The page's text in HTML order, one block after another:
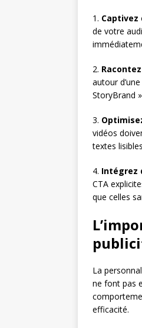
1. Captivez
de votre
2.
autour
StoryBrand
3.
vidéos
textes
4. Intégrez
CTA
que celles
La
ne font pas
efficacité.